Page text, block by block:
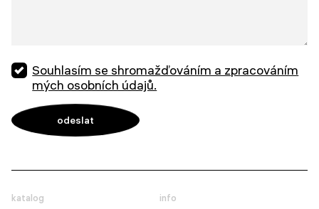
Souhlasím se shromažďováním a zpracováním
mých osobních údajů.
katalog
info